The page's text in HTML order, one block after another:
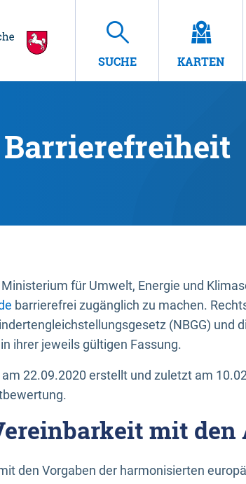
SUCHE KARTEN
für Umwelt, Energie und
barrierefrei zugänglich zu machen.
(NBGG) und
ihrer jeweils gültigen Fassung.
22.09.2020 erstellt und zuletzt am
mit
den Vorgaben der harmonisierten